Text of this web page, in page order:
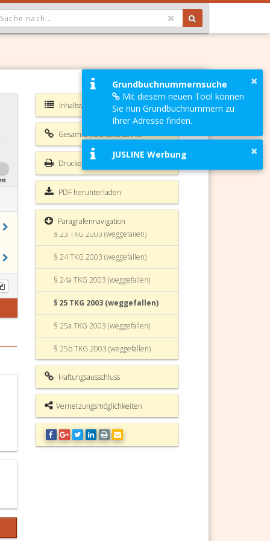
GEWÄHLTER WERT IST ALLE
Inhaltsverzeichnis TKG 2003
Gesamte Rechtsvorschrift
Drucken
PDF herunterladen
Paragrafennavigation
§ 17a TKG 2003 (weggefallen)
§ 17b TKG 2003 (weggefallen)
§ 18 TKG 2003 (weggefallen)
§ 19 TKG 2003 (weggefallen)
§ 20 TKG 2003 (weggefallen)
§ 21 TKG 2003 (weggefallen)
§ 22 TKG 2003 (weggefallen)
§ 23 TKG 2003 (weggefallen)
§ 24 TKG 2003 (weggefallen)
§ 24a TKG 2003 (weggefallen)
§ 25 TKG 2003 (weggefallen)
§ 25a TKG 2003 (weggefallen)
§ 25b TKG 2003 (weggefallen)
§ 25c TKG 2003 (weggefallen)
§ 25d TKG 2003 (weggefallen)
§ 26 TKG 2003 (weggefallen)
§ 27 TKG 2003 (weggefallen)
Haftungsausschluss
Vernetzungsmöglichkeiten
×
Grundbuchnummernsuche
Mit diesem neuen Tool können
Sie nun Grundbuchnummern zu
Ihrer Adresse finden.
×
JUSLINE Werbung